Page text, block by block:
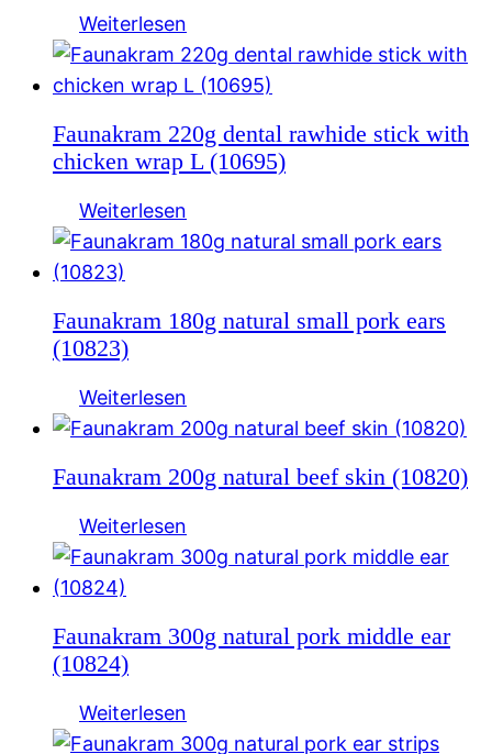
Weiterlesen
Faunakram 220g dental rawhide stick with
chicken wrap L (10695)
Weiterlesen
Faunakram 180g natural small pork ears
(10823)
Weiterlesen
Faunakram 200g natural beef skin (10820)
Weiterlesen
Faunakram 300g natural pork middle ear
(10824)
Weiterlesen